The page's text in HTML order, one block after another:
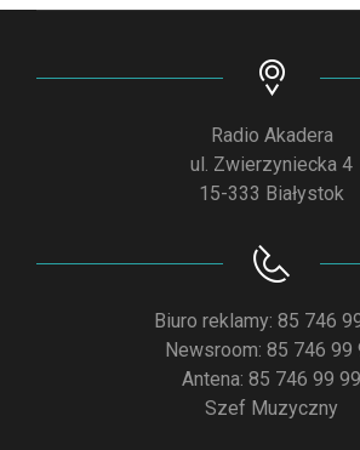
Radio Akadera
ul. Zwierzyniecka 4
15-333 Białystok
Biuro reklamy: 85 746
Newsroom: 85 746 99
Antena: 85 746 99 99
Szef Muzyczny